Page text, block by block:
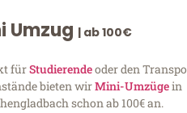
Umzug | ab 100€
fürStudierendeoder den
bieten wirMini-Umzügein
schon ab 100€ an.